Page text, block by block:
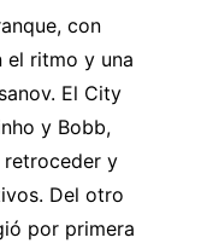
con
el ritmo y una
El City
y Bobb,
retroceder y
Del otro
por primera